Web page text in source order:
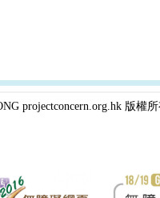
projectconcern.org.hk 版權